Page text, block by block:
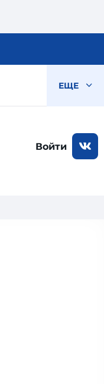
ЕЩЕ
Войти